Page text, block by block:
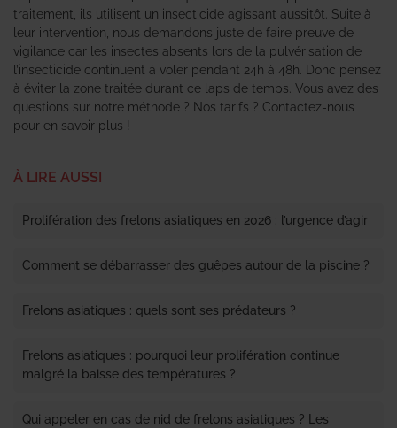
traitement, ils utilisent un insecticide agissant aussitôt. Suite à
leur intervention, nous demandons juste de faire preuve de
vigilance car les insectes absents lors de la pulvérisation de
l’insecticide continuent à voler pendant 24h à 48h. Donc pensez
à éviter la zone traitée durant ce laps de temps. Vous avez des
questions sur notre méthode ? Nos tarifs ? Contactez-nous
pour en savoir plus !
À LIRE AUSSI
Prolifération des frelons asiatiques en 2026 : l’urgence d’agir
Comment se débarrasser des guêpes autour de la piscine ?
Frelons asiatiques : quels sont ses prédateurs ?
Frelons asiatiques : pourquoi leur prolifération continue
malgré la baisse des températures ?
Qui appeler en cas de nid de frelons asiatiques ? Les